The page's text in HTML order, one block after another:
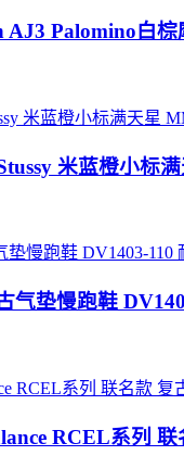
AJ3 Palomino白
米蓝橙小标
气垫慢跑鞋
RCEL系列